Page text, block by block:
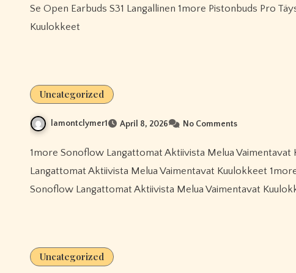
Se Open Earbuds S31 Langallinen 1more Pistonbuds Pro
Kuulokkeet
Uncategorized
lamontclymer1 April 8, 2026 No Comments
1more Sonoflow Langattomat Aktiivista Melua Vaimentavat Kuulokkeet 1more Pistonbuds Pro Q30 Täysin
Langattomat Aktiivista Melua Vaimentavat Kuulokkeet
Sonoflow Langattomat Aktiivista Melua Vaimentavat
Uncategorized